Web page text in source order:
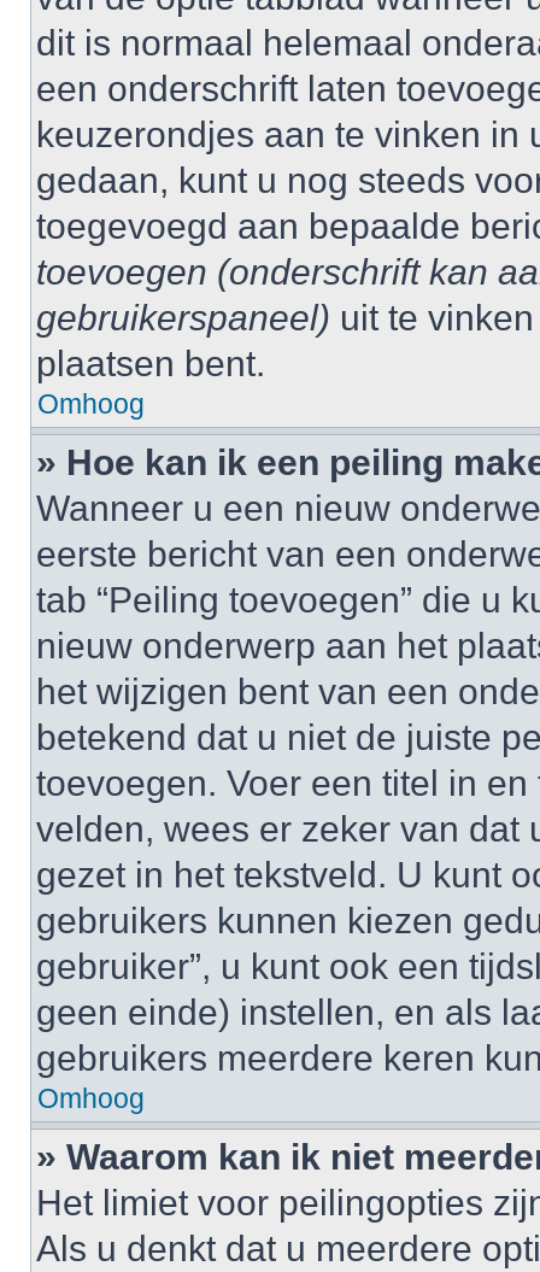
dit is normaal helemaal
een onderschrift laten
keuzerondjes aan te vinken in
gedaan, kunt u nog steeds
toegevoegd aan bepaalde
toevoegen (onderschrift kan
gebruikerspaneel) uit te
plaatsen bent.
Omhoog
» Hoe kan ik een peiling
Wanneer u een nieuw
eerste bericht van een
tab “Peiling toevoegen” die u
nieuw onderwerp aan het
het wijzigen bent van een
betekend dat u niet de juiste
toevoegen. Voer een titel in
velden, wees er zeker van dat
gezet in het tekstveld. U kunt
gebruikers kunnen kiezen
gebruiker”, u kunt ook een
geen einde) instellen, en als
gebruikers meerdere keren
Omhoog
» Waarom kan ik niet
Het limiet voor peilingopties
Als u denkt dat u meerdere